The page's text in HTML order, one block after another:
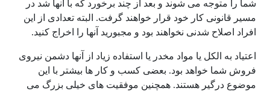
شما را متوجه می شوند و بعد از چند برخورد که با آنها شد در
مسیر قانونی کار خود قرار خواهند گرفت. البته تعدادی از این
افراد اصلاح شدنی نخواهند بود و مجبورید آنها را اخراج کنید.
اعتیاد به الکل یا مواد مخدر یا استفاده زیاد از آنها دشمن نیروی
فروش شما خواهد بود. بعضی کسب و کار ها بیشتر با این
موضوع درگیر هستند. همچنین موفقیت های خیلی بزرگ می